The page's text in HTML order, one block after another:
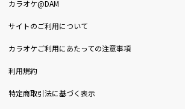
カラオケ@DAM
サイトのご利用について
カラオケご利用にあたっての注意事項
利用規約
特定商取引法に基づく表示